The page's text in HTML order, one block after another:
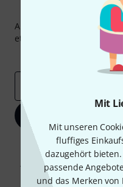
Mit
Mit unseren
fluffiges
dazugehört
passende
und das Merken
Abonniere den Thomann
etwas Glück einen von
50
Inspirierende
Mit Klick auf „Jetzt
Werbung und einer
Abmeldung ist jederzeit
unseren